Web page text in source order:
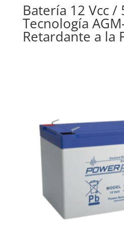
Batería 12 Vcc /
Tecnología
Retardante a la